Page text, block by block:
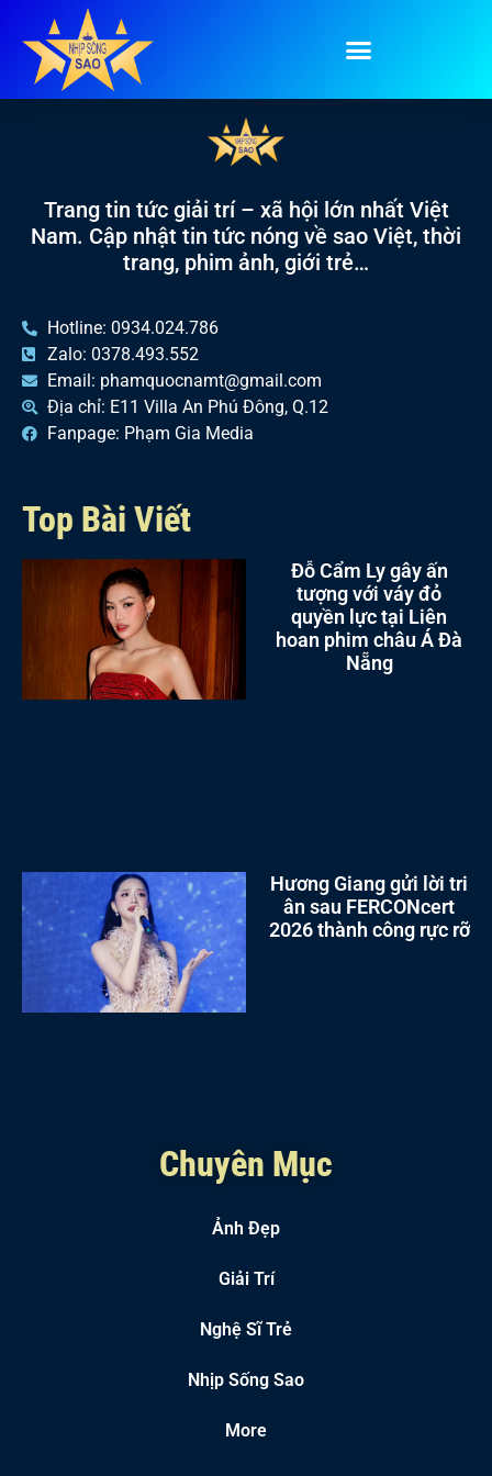
Tag:bún đậu
Trang tin tức giải trí – xã hội lớn nhất Việt
Nam. Cập nhật tin tức nóng về sao Việt, thời
trang, phim ảnh, giới trẻ…
Hotline: 0934.024.786
Zalo: 0378.493.552
Email: phamquocnamt@gmail.com
Địa chỉ: E11 Villa An Phú Đông, Q.12
Fanpage: Phạm Gia Media
Top Bài Viết
Đỗ Cẩm Ly gây ấn
tượng với váy đỏ
quyền lực tại Liên
hoan phim châu Á Đà
Nẵng
Hương Giang gửi lời tri
ân sau FERCONcert
2026 thành công rực rỡ
Chuyên Mục
Ảnh Đẹp
Giải Trí
Nghệ Sĩ Trẻ
Nhịp Sống Sao
More